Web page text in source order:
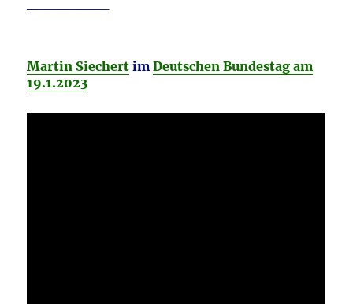
Martin Siechert imDeutschen Bundestag am
19.1.2023